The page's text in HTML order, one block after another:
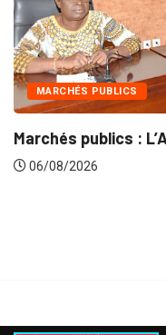
croisade pour plus...